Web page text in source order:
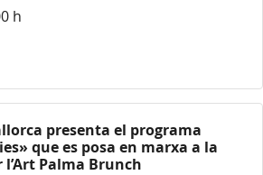
h
presenta el programa
que es posa en marxa a la
Palma Brunch